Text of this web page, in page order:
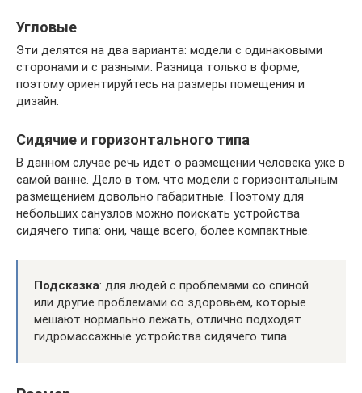
Угловые
Эти делятся на два варианта: модели с одинаковыми
сторонами и с разными. Разница только в форме,
поэтому ориентируйтесь на размеры помещения и
дизайн.
Сидячие и горизонтального типа
В данном случае речь идет о размещении человека уже в
самой ванне. Дело в том, что модели с горизонтальным
размещением довольно габаритные. Поэтому для
небольших санузлов можно поискать устройства
сидячего типа: они, чаще всего, более компактные.
Подсказка: для людей с проблемами со спиной
или другие проблемами со здоровьем, которые
мешают нормально лежать, отлично подходят
гидромассажные устройства сидячего типа.